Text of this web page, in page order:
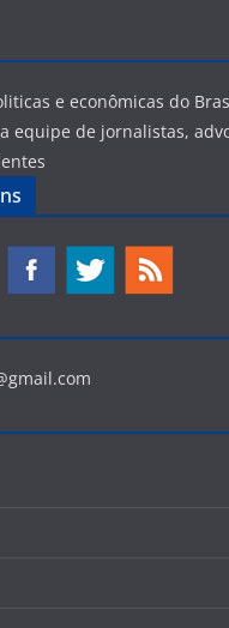
e econômicas do
equipe de jornalistas,